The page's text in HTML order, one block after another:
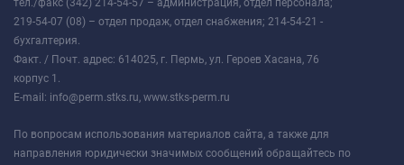
тел./факс (342) 214-54-57 – администрация, отдел персонала;
219-54-07 (08) – отдел продаж, отдел снабжения; 214-54-21 -
бухгалтерия.
Факт. / Почт. адрес: 614025, г. Пермь, ул. Героев Хасана, 76
корпус 1.
E-mail: info@perm.stks.ru, www.stks-perm.ru
По вопросам использования материалов сайта, а также для
направления юридически значимых сообщений обращайтесь по